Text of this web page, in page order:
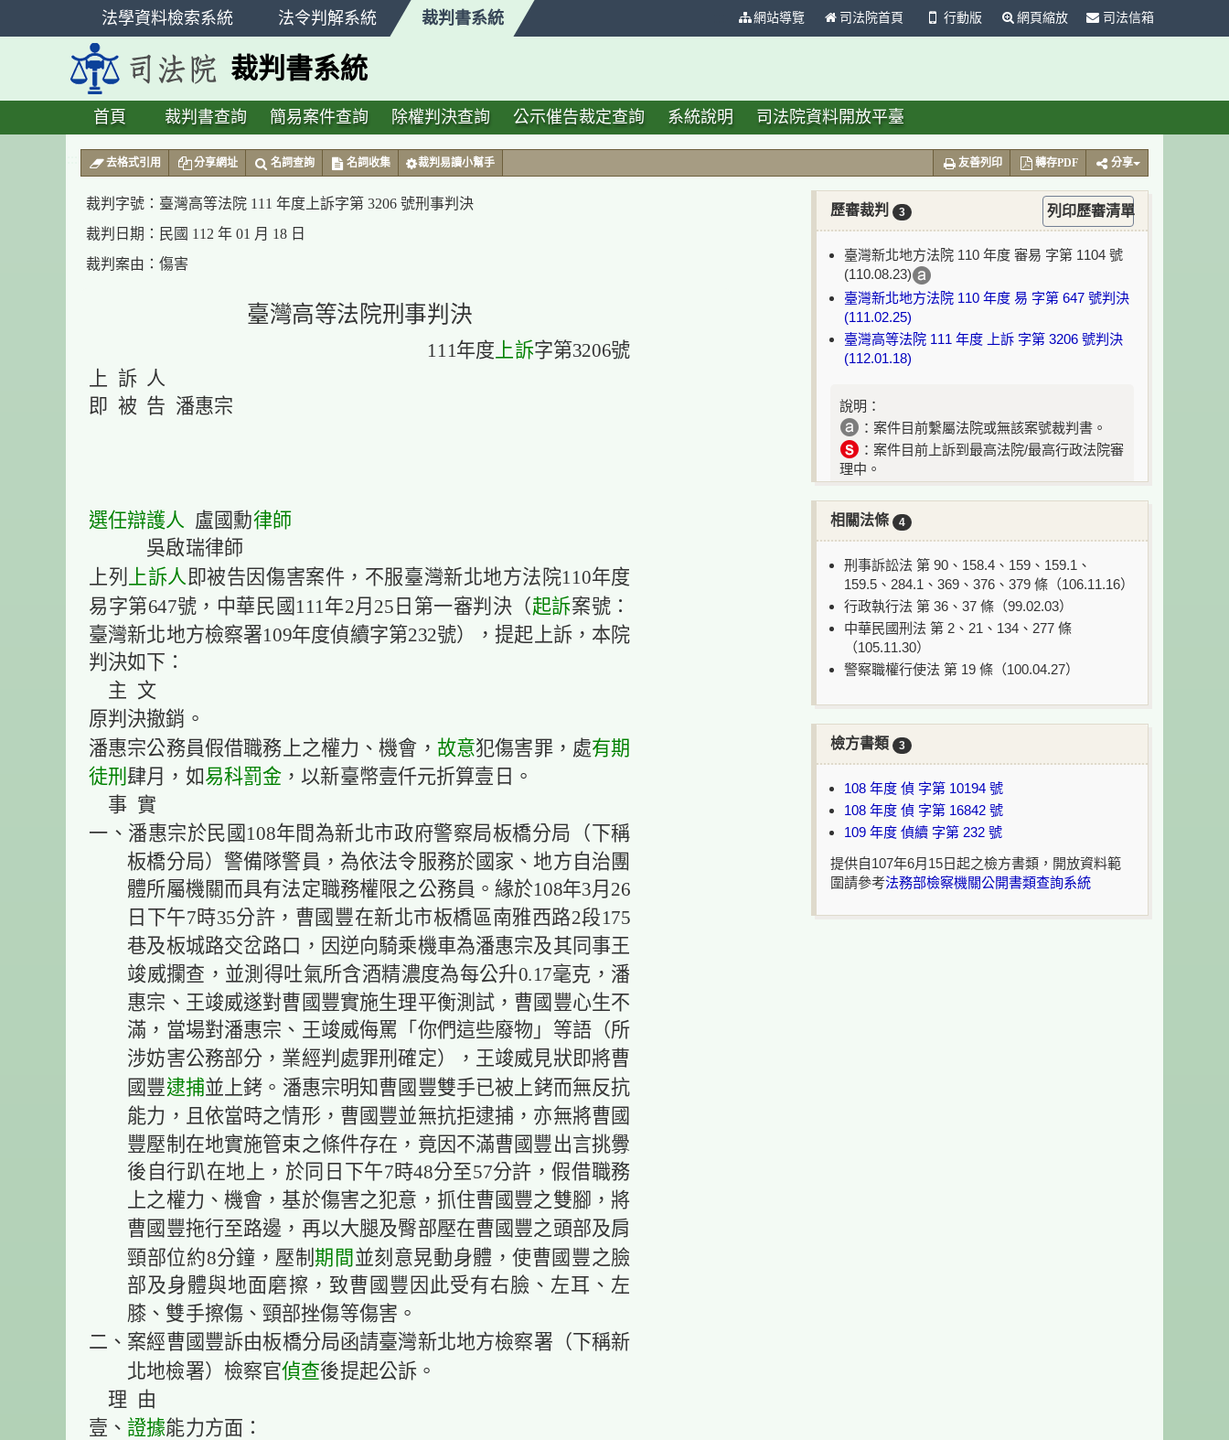
法學資料檢索系統 法令判解系統 裁判書系統 網站導覽 司法院首頁 行動版 網頁縮放 司法信箱
裁判書系統
首頁 裁判書查詢 簡易案件查詢 除權判決查詢 公示催告裁定查詢 系統說明 司法院資料開放平臺
去格式引用 分享網址 名詞查詢 名詞收集 裁判易讀小幫手 友善列印 轉存PDF 分享
裁判字號： 臺灣高等法院 111 年度上訴字第 3206 號刑事判決
裁判日期： 民國 112 年 01 月 18 日
裁判案由： 傷害
臺灣高等法院刑事判決
111年度 上訴字第3206號
上 訴 人
即 被 告 潘惠宗
選任辯護人 盧國勳律師
吳啟瑞律師
上列
上訴人即被告因傷害案件，不服臺灣新北地方法院110年度
易字第647號，中華民國111年2月25日第一審判決（起訴案號：
臺灣新北地方檢察署109年度偵續字第232號），提起上訴，本院
判決如下：
主 文
原判決撤銷。
潘惠宗公務員假借職務上之權力、機會， 故意犯傷害罪，處有期
徒刑肆月，如易科罰金 ，以新臺幣壹仟元折算壹日。
事 實
一、潘惠宗於民國108年間為新北市政府警察局板橋分局（下稱
板橋分局）警備隊警員，為依法令服務於國家、地方自治團
體所屬機關而具有法定職務權限之公務員。緣於108年3月26
日下午7時35分許，曹國豐在新北市板橋區南雅西路2段175
巷及板城路交岔路口，因逆向騎乘機車為潘惠宗及其同事王
竣威攔查，並測得吐氣所含酒精濃度為每公升0.17毫克，潘
惠宗、王竣威遂對曹國豐實施生理平衡測試，曹國豐心生不
滿，當場對潘惠宗、王竣威侮罵「你們這些廢物」等語（所
涉妨害公務部分，業經判處罪刑確定），王竣威見狀即將曹
國豐逮捕並上銬。潘惠宗明知曹國豐雙手已被上銬而無反抗
能力，且依當時之情形，曹國豐並無抗拒逮捕，亦無將曹國
豐壓制在地實施管束之條件存在，竟因不滿曹國豐出言挑釁
後自行趴在地上，於同日下午7時48分至57分許，假借職務
上之權力、機會，基於傷害之犯意，抓住曹國豐之雙腳，將
曹國豐拖行至路邊，再以大腿及臀部壓在曹國豐之頭部及肩
頸部位約8分鐘，壓制期間 並刻意晃動身體，使曹國豐之臉
部及身體與地面磨擦，致曹國豐因此受有右臉、左耳、左
膝、雙手擦傷、頸部挫傷等傷害。
二、案經曹國豐訴由板橋分局函請臺灣新北地方檢察署（下稱新
北地檢署）檢察官偵查後提起公訴。
理 由
壹、 證據能力方面：
歷審裁判 3 列印歷審清單
臺灣新北地方法院 110 年度 審易 字第 1104 號
(110.08.23)
臺灣新北地方法院 110 年度 易 字第 647 號判決
(111.02.25)
臺灣高等法院 111 年度 上訴 字第 3206 號判決
(112.01.18)
說明：
：案件目前繫屬法院或無該案號裁判書。
：案件目前上訴到最高法院/最高行政法院審
理中。
相關法條 4
刑事訴訟法 第 90、158.4、159、159.1、
159.5、284.1、369、376、379 條（106.11.16）
行政執行法 第 36、37 條（99.02.03）
中華民國刑法 第 2、21、134、277 條
（105.11.30）
警察職權行使法 第 19 條（100.04.27）
檢方書類 3
108 年度 偵 字第 10194 號
108 年度 偵 字第 16842 號
109 年度 偵續 字第 232 號
提供自107年6月15日起之檢方書類，開放資料範
圍請參考法務部檢察機關公開書類查詢系統